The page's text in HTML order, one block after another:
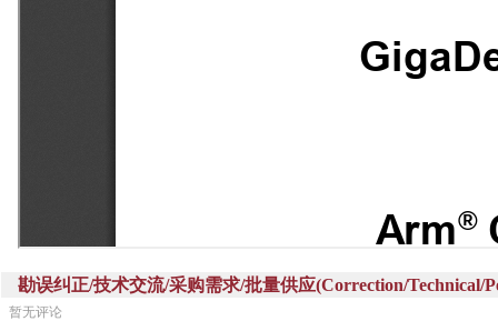
勘误纠正/技术交流/采购需求/批量供应(Correction/Technical/
暂无评论